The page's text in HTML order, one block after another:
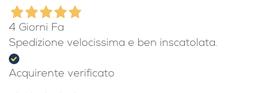
Acquirente verificato
4 Giorni Fa